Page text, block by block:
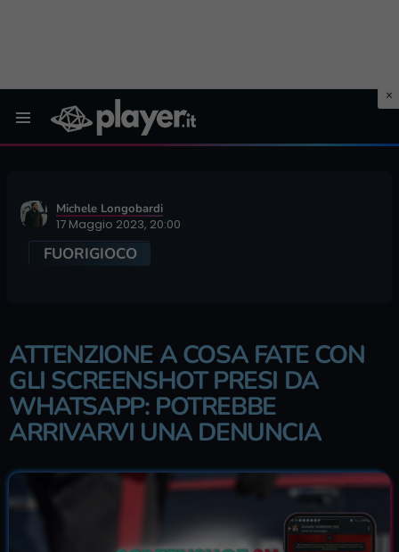
Michele Longobardi
17 Maggio 2023, 20:00
FUORIGIOCO
ATTENZIONE A COSA FATE CON
GLI SCREENSHOT PRESI DA
WHATSAPP: POTREBBE
ARRIVARVI UNA DENUNCIA